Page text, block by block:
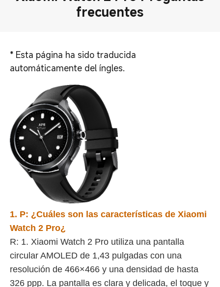
frecuentes
* Esta página ha sido traducida
automáticamente del íngles.
1. P: ¿Cuáles son las características de Xiaomi
Watch 2 Pro¿
R: 1. Xiaomi Watch 2 Pro utiliza una pantalla
circular AMOLED de 1,43 pulgadas con una
resolución de 466×466 y una densidad de hasta
326 ppp. La pantalla es clara y delicada, el toque y